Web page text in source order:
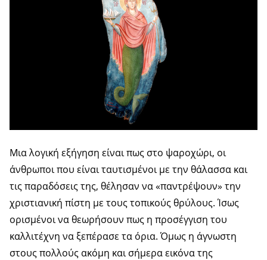
Μια λογική εξήγηση είναι πως στο ψαροχώρι, οι
άνθρωποι που είναι ταυτισμένοι με την θάλασσα και
τις παραδόσεις της, θέλησαν να «παντρέψουν» την
χριστιανική πίστη με τους τοπικούς θρύλους. Ίσως
ορισμένοι να θεωρήσουν πως η προσέγγιση του
καλλιτέχνη να ξεπέρασε τα όρια. Όμως η άγνωστη
στους πολλούς ακόμη και σήμερα εικόνα της